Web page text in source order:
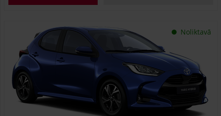
Noliktavā